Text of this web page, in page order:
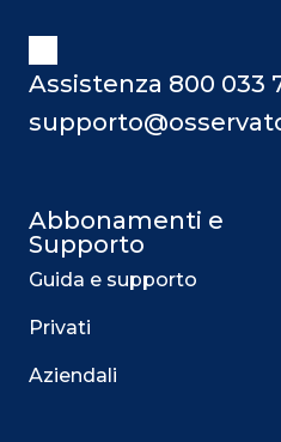
Assistenza 800 033
Abbonamenti e
Supporto
Guida e supporto
Privati
Aziendali